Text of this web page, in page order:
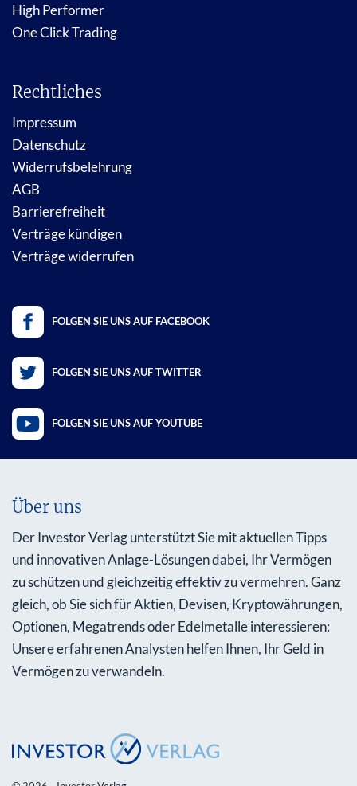
High Performer
One Click Trading
Rechtliches
Impressum
Datenschutz
Widerrufsbelehrung
AGB
Barrierefreiheit
Verträge kündigen
Verträge widerrufen
FOLGEN SIE UNS AUF FACEBOOK
FOLGEN SIE UNS AUF TWITTER
FOLGEN SIE UNS AUF YOUTUBE
Über uns
Der Investor Verlag unterstützt Sie mit aktuellen Tipps
und innovativen Anlage-Lösungen dabei, Ihr Vermögen
zu schützen und gleichzeitig effektiv zu vermehren. Ganz
gleich, ob Sie sich für Aktien, Devisen, Kryptowährungen,
Optionen, Megatrends oder Edelmetalle interessieren:
Unsere erfahrenen Analysten helfen Ihnen, Ihr Geld in
Vermögen zu verwandeln.